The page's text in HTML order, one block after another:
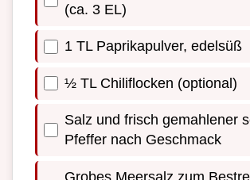
(ca. 3 EL)
1 TL Paprikapulver, edelsüß
½ TL Chiliflocken (optional)
Salz und frisch gemahlener
Pfeffer nach Geschmack
Grobes Meersalz zum